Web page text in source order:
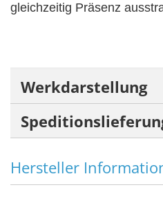
gleichzeitig Präsenz
Werkdarstellung
Hersteller